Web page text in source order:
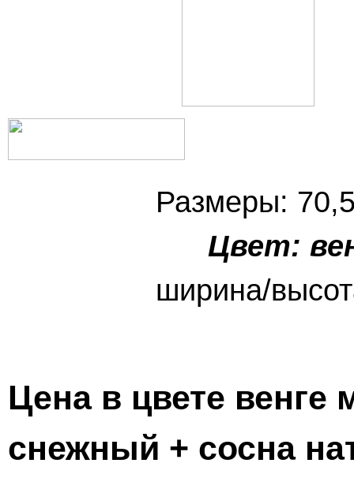
Цвет:
ширина/
Цена в цвете венге
снежный + сосна